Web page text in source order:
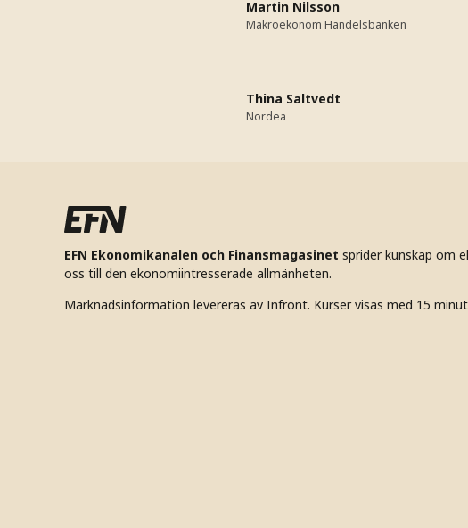
Martin Nilsson
Makroekonom Handelsbanken
Thina Saltvedt
Nordea
EFN Ekonomikanalen och Finansmagasinet sprider kunskap om
oss till den ekonomiintresserade allmänheten.
Marknadsinformation levereras av Infront. Kurser visas med 15